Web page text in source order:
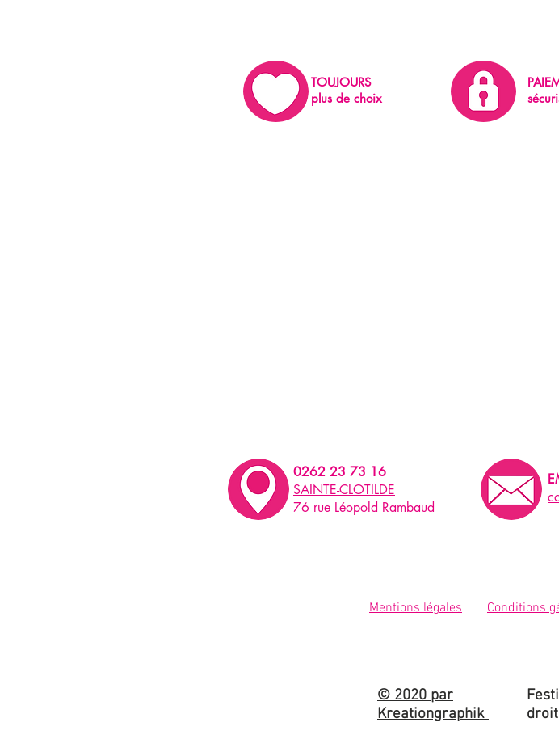
TOUJOURS
plus de choix
0262 23 73 16
SAINTE-CLOTILDE
76 rue Léopold Rambaud
Mentions légales Conditions
© 2020 par
Kreationgraphik